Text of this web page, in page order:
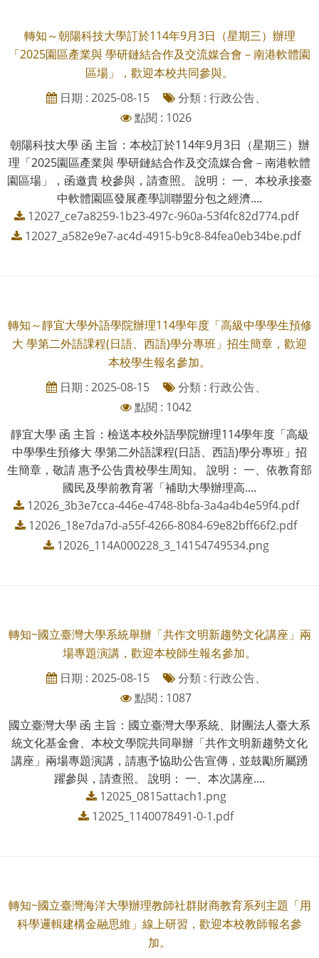
轉知～朝陽科技大學訂於114年9月3日（星期三）辦理
「2025園區產業與 學研鏈結合作及交流媒合會－南港軟體園
區場」，歡迎本校共同參與。
日期 : 2025-08-15
分類 : 行政公告、
點閱 : 1026
朝陽科技大學 函 主旨：本校訂於114年9月3日（星期三）辦
理「2025園區產業與 學研鏈結合作及交流媒合會－南港軟體
園區場」，函邀貴 校參與，請查照。 說明： 一、本校承接臺
中軟體園區發展產學訓聯盟分包之經濟....
12027_ce7a8259-1b23-497c-960a-53f4fc82d774.pdf
12027_a582e9e7-ac4d-4915-b9c8-84fea0eb34be.pdf
轉知～靜宜大學外語學院辦理114學年度「高級中學學生預修
大 學第二外語課程(日語、西語)學分專班」招生簡章，歡迎
本校學生報名參加。
日期 : 2025-08-15
分類 : 行政公告、
點閱 : 1042
靜宜大學 函 主旨：檢送本校外語學院辦理114學年度「高級
中學學生預修大 學第二外語課程(日語、西語)學分專班」招
生簡章，敬請 惠予公告貴校學生周知。 說明： 一、依教育部
國民及學前教育署「補助大學辦理高....
12026_3b3e7cca-446e-4748-8bfa-3a4a4b4e59f4.pdf
12026_18e7da7d-a55f-4266-8084-69e82bff66f2.pdf
12026_114A000228_3_14154749534.png
轉知~國立臺灣大學系統舉辦「共作文明新趨勢文化講座」兩
場專題演講，歡迎本校師生報名參加。
日期 : 2025-08-15
分類 : 行政公告、
點閱 : 1087
國立臺灣大學 函 主旨：國立臺灣大學系統、財團法人臺大系
統文化基金會、本校文學院共同舉辦「共作文明新趨勢文化
講座」兩場專題演講，請惠予協助公告宣傳，並鼓勵所屬踴
躍參與，請查照。 說明： 一、本次講座....
12025_0815attach1.png
12025_1140078491-0-1.pdf
轉知~國立臺灣海洋大學辦理教師社群財商教育系列主題「用
科學邏輯建構金融思維」線上研習，歡迎本校教師報名參
加。